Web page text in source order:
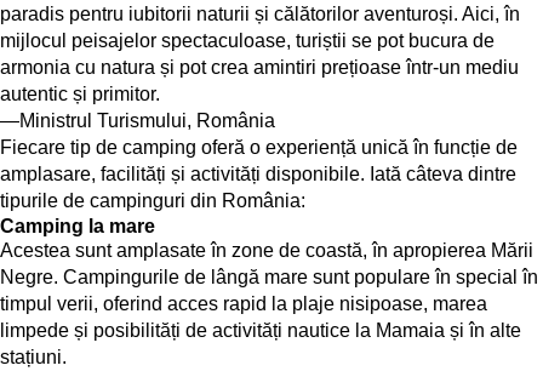
paradis pentru iubitorii naturii și călătorilor aventuroși. Aici, în
mijlocul peisajelor spectaculoase, turiștii se pot bucura de
armonia cu natura și pot crea amintiri prețioase într-un mediu
autentic și primitor.
Ministrul Turismului, România
Fiecare tip de camping oferă o experiență unică în funcție de
amplasare, facilități și activități disponibile. Iată câteva dintre
tipurile de campinguri din România:
Camping la mare
Acestea sunt amplasate în zone de coastă, în apropierea Mării
Negre. Campingurile de lângă mare sunt populare în special în
timpul verii, oferind acces rapid la plaje nisipoase, marea
limpede și posibilități de activități nautice la Mamaia și în alte
stațiuni.